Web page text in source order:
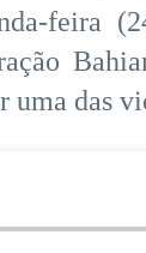
feira
uma das